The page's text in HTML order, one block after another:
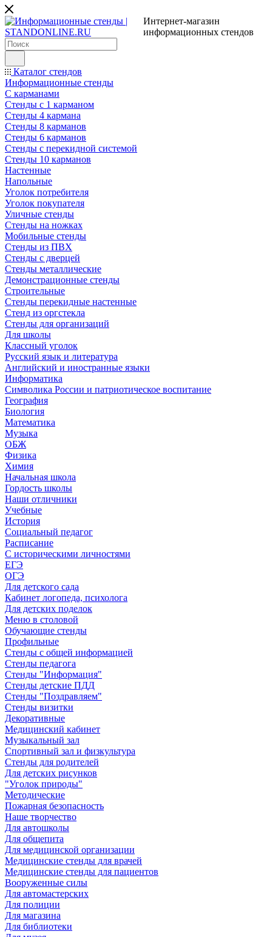
Интернет-магазин
информационных стендов
Каталог стендов
Информационные стенды
С карманами
Стенды с 1 карманом
Стенды 4 кармана
Стенды 8 карманов
Стенды 6 карманов
Стенды с перекидной системой
Стенды 10 карманов
Настенные
Напольные
Уголок потребителя
Уголок покупателя
Уличные стенды
Стенды на ножках
Мобильные стенды
Стенды из ПВХ
Стенды с дверцей
Стенды металлические
Демонстрационные стенды
Строительные
Стенды перекидные настенные
Стенд из оргстекла
Стенды для организаций
Для школы
Классный уголок
Русский язык и литература
Английский и иностранные языки
Информатика
Символика России и патриотическое воспитание
География
Биология
Математика
Музыка
ОБЖ
Физика
Химия
Начальная школа
Гордость школы
Наши отличники
Учебные
История
Социальный педагог
Расписание
С историческими личностями
ЕГЭ
ОГЭ
Для детского сада
Кабинет логопеда, психолога
Для детских поделок
Меню в столовой
Обучающие стенды
Профильные
Стенды с общей информацией
Стенды педагога
Стенды "Информация"
Стенды детские ПДД
Стенды "Поздравляем"
Стенды визитки
Декоративные
Медицинский кабинет
Музыкальный зал
Спортивный зал и физкультура
Стенды для родителей
Для детских рисунков
"Уголок природы"
Методические
Пожарная безопасность
Наше творчество
Для автошколы
Для общепита
Для медицинской организации
Медицинские стенды для врачей
Медицинские стенды для пациентов
Вооруженные силы
Для автомастерских
Для полиции
Для магазина
Для библиотеки